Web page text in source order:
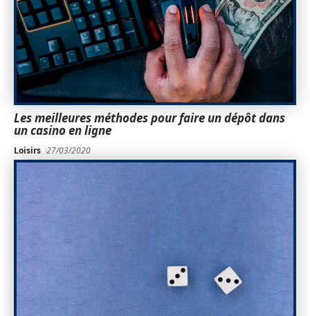
Les meilleures méthodes pour faire un dépôt dans
un casino en ligne
Loisirs 27/03/2020